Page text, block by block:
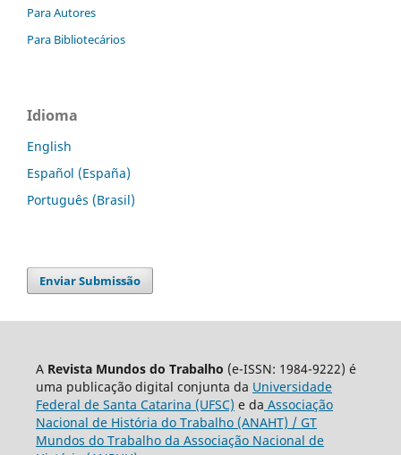
Para Autores
Para Bibliotecários
Idioma
English
Español (España)
Português (Brasil)
Enviar Submissão
A Revista Mundos do Trabalho (e-ISSN: 1984-9222) é
uma publicação digital conjunta da Universidade
Federal de Santa Catarina (UFSC) e da Associação
Nacional de História do Trabalho (ANAHT) / GT
Mundos do Trabalho da Associação Nacional de